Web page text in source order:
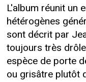
L'album réunit un
hétérogènes
sont décrit par
toujours très
espèce de porte
ou grisâtre plutôt